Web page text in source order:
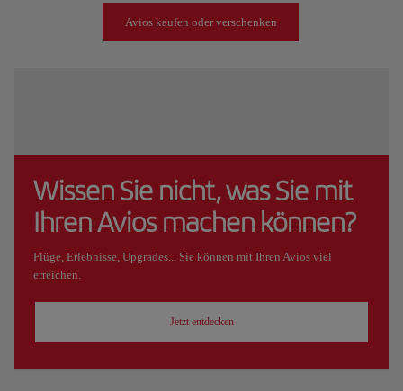
Avios kaufen oder verschenken
Wissen Sie nicht, was Sie mit
Ihren Avios machen können?
Flüge, Erlebnisse, Upgrades... Sie können mit Ihren Avios viel
erreichen.
Jetzt entdecken